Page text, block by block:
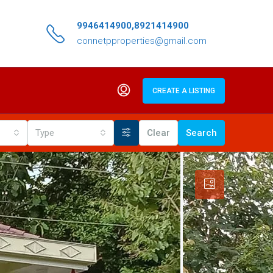
9946414900,8921414900
connetpproperties@gmail.com
CREATE A LISTING
Type Clear Search